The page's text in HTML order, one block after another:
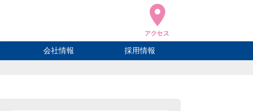
会社情報 採用情報